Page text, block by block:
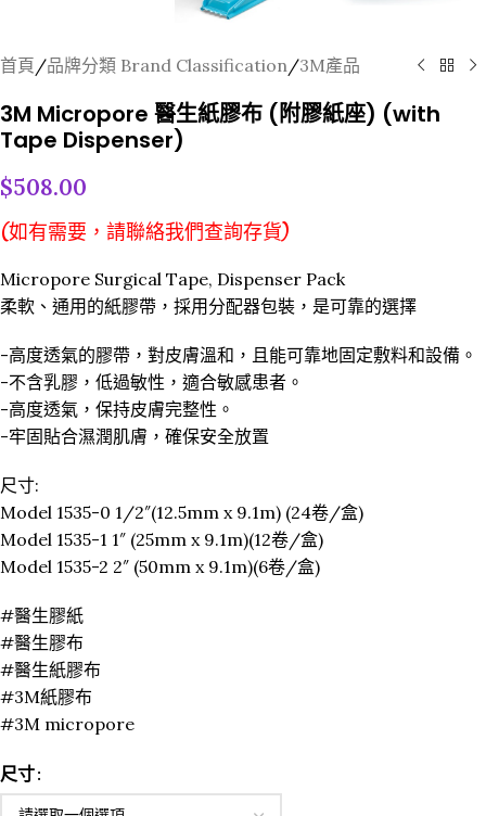
首頁/品牌分類 Brand Classification/3M產品
3M Micropore 醫生紙膠布 (附膠紙座) (with
Tape Dispenser)
$508.00
(如有需要，請聯絡我們查詢存貨)
Micropore Surgical Tape, Dispenser Pack
柔軟、通用的紙膠帶，採用分配器包裝，是可靠的選擇
-高度透氣的膠帶，對皮膚溫和，且能可靠地固定敷料和設備。
-不含乳膠，低過敏性，適合敏感患者。
-高度透氣，保持皮膚完整性。
-牢固貼合濕潤肌膚，確保安全放置
尺寸:
Model 1535-0 1/2″(12.5mm x 9.1m) (24卷/盒)
Model 1535-1 1″ (25mm x 9.1m)(12卷/盒)
Model 1535-2 2″ (50mm x 9.1m)(6卷/盒)
#醫生膠紙
#醫生膠布
#醫生紙膠布
#3M紙膠布
#3M micropore
尺寸